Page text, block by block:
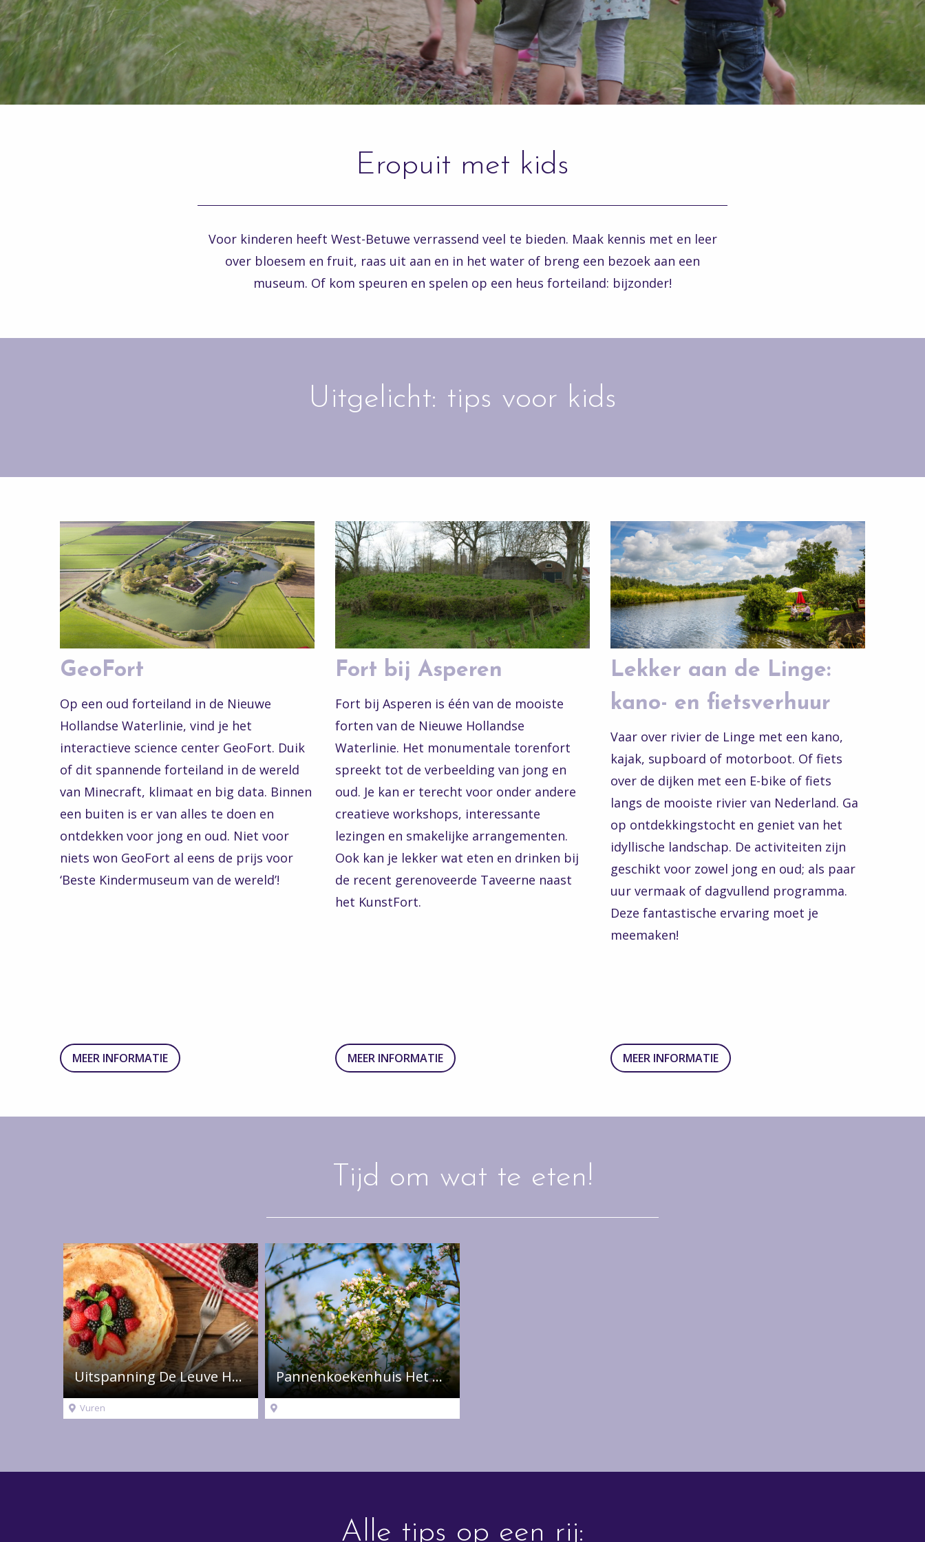
Eropuit met kids
Voor kinderen heeft West-Betuwe verrassend veel te bieden. Maak kennis met en leer
over bloesem en fruit, raas uit aan en in het water of breng een bezoek aan een
museum. Of kom speuren en spelen op een heus forteiland: bijzonder!
Uitgelicht: tips voor kids
GeoFort
Op een oud forteiland in de Nieuwe
Hollandse Waterlinie, vind je het
interactieve science center GeoFort. Duik
of dit spannende forteiland in de wereld
van Minecraft, klimaat en big data. Binnen
een buiten is er van alles te doen en
ontdekken voor jong en oud. Niet voor
niets won GeoFort al eens de prijs voor
‘Beste Kindermuseum van de wereld’!
MEER INFORMATIE
Fort bij Asperen
Fort bij Asperen is één van de mooiste
forten van de Nieuwe Hollandse
Waterlinie. Het monumentale torenfort
spreekt tot de verbeelding van jong en
oud. Je kan er terecht voor onder andere
creatieve workshops, interessante
lezingen en smakelijke arrangementen.
Ook kan je lekker wat eten en drinken bij
de recent gerenoveerde Taveerne naast
het KunstFort.
MEER INFORMATIE
Lekker aan de Linge:
kano- en fietsverhuur
Vaar over rivier de Linge met een kano,
kajak, supboard of motorboot. Of fiets
over de dijken met een E-bike of fiets
langs de mooiste rivier van Nederland. Ga
op ontdekkingstocht en geniet van het
idyllische landschap. De activiteiten zijn
geschikt voor zowel jong en oud; als paar
uur vermaak of dagvullend programma.
Deze fantastische ervaring moet je
meemaken!
MEER INFORMATIE
Tijd om wat te eten!
Uitspanning De Leuve Hoeve
Vuren
Pannenkoekenhuis Het Lingebosch
Alle tips op een rij: